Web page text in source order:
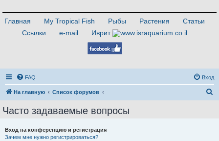
Главная My Tropical Fish Рыбы Растения
Статьи
Ссылки
e-mail Иврит
FAQ Вход
На главную Список форумов
Часто задаваемые вопросы
Вход на конференцию и регистрация
Зачем мне нужно регистрироваться?